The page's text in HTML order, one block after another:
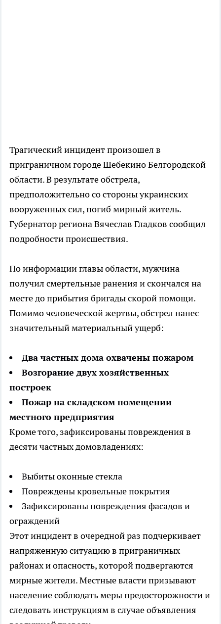
Трагический инцидент произошел в
приграничном городе Шебекино Белгородской
области. В результате обстрела,
предположительно со стороны украинских
вооруженных сил, погиб мирный житель.
Губернатор региона Вячеслав Гладков сообщил
подробности происшествия.
По информации главы области, мужчина
получил смертельные ранения и скончался на
месте до прибытия бригады скорой помощи.
Помимо человеческой жертвы, обстрел нанес
значительный материальный ущерб:
Два частных дома охвачены пожаром
Возгорание двух хозяйственных
построек
Пожар на складском помещении
местного предприятия
Кроме того, зафиксированы повреждения в
десяти частных домовладениях:
Выбиты оконные стекла
Повреждены кровельные покрытия
Зафиксированы повреждения фасадов и
ограждений
Этот инцидент в очередной раз подчеркивает
напряженную ситуацию в приграничных
районах и опасность, которой подвергаются
мирные жители. Местные власти призывают
население соблюдать меры предосторожности и
следовать инструкциям в случае объявления